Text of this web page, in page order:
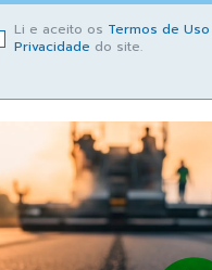
Li e aceito os Termos de Uso
Privacidade do site.